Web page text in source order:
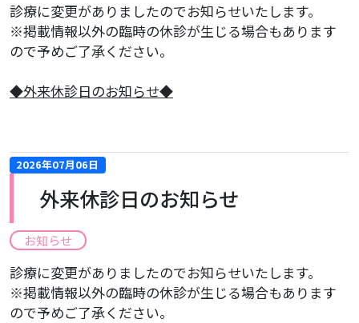
診療に変更がありましたのでお知らせいたします。
※掲載情報以外の臨時の休診が生じる場合もあります
ので予めご了承ください。
​◆外来休診日のお知らせ◆
2026年07月06日
外来休診日のお知らせ
お知らせ
診療に変更がありましたのでお知らせいたします。
※掲載情報以外の臨時の休診が生じる場合もあります
ので予めご了承ください。